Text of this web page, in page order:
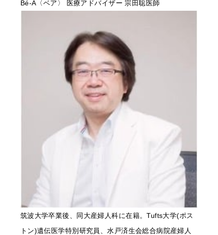
Bé-A〈ベア〉 医療アドバイザー 宗田聡医師
筑波大学卒業後、同大産婦人科に在籍。Tufts大学(ポス
トン)遺伝医学特別研究員、水戸済生会総合病院産婦人